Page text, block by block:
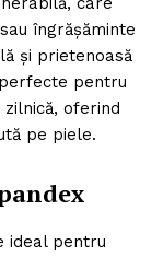
îngrășăminte
și prietenoasă
pentru
oferind
pe piele.
ideal pentru